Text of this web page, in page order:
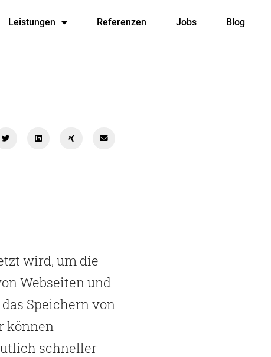
Leistungen Referenzen Jobs Blog
wird, um die
Webseiten und
Speichern von
können
schneller